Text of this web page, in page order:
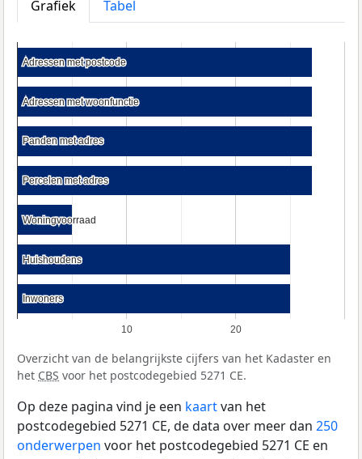
Grafiek
Tabel
10 20
Adressen met postcode
Adressen met postcode
Adressen met woonfunctie
Adressen met woonfunctie
Panden met adres
Panden met adres
Percelen met adres
Percelen met adres
Woningvoorraad
Woningvoorraad
Huishoudens
Huishoudens
Inwoners
Inwoners
Overzicht van de belangrijkste cijfers van het Kadaster en
het CBS voor het postcodegebied 5271 CE.
Op deze pagina vind je een kaartvan het
postcodegebied 5271 CE, de data over meer dan 250
onderwerpen voor het postcodegebied 5271 CE en